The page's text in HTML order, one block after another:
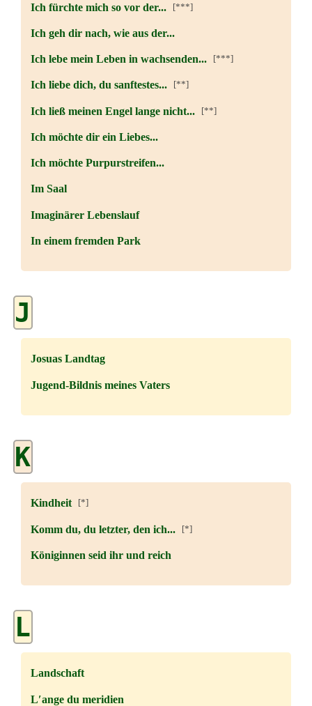
Ich fürchte mich so vor der... [***]
Ich geh dir nach, wie aus der...
Ich lebe mein Leben in wachsenden... [***]
Ich liebe dich, du sanftestes... [**]
Ich ließ meinen Engel lange nicht... [**]
Ich möchte dir ein Liebes...
Ich möchte Purpurstreifen...
Im Saal
Imaginärer Lebenslauf
In einem fremden Park
J
Josuas Landtag
Jugend-Bildnis meines Vaters
K
Kindheit[*]
Komm du, du letzter, den ich... [*]
Königinnen seid ihr und reich
L
Landschaft
L′ange du meridien